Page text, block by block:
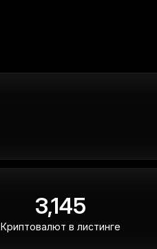
3,145
Криптовалют в листинге